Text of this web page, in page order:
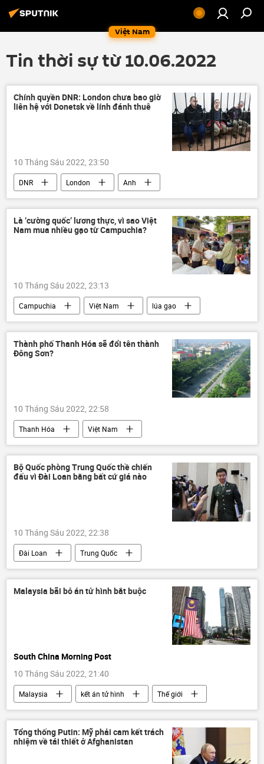
Việt Nam
Tin thời sự từ 10.06.2022
Chính quyền DNR: London chưa bao giờ
liên hệ với Donetsk về lính đánh thuê
10 Tháng Sáu 2022, 23:50
DNR London
Anh
Chính trị
Thế giới
Chiến dịch quân sự đặc biệt tại Ukraina
Cuộc khủng hoảng ở Ukraina
Ukraina
Là ‘cường quốc’ lương thực, vì sao Việt
Nam mua nhiều gạo từ Campuchia?
10 Tháng Sáu 2022, 23:13
Campuchia Việt Nam
lúa gạo
gạo
nông nghiệp Kinh tế
Thành phố Thanh Hóa sẽ đổi tên thành
Đông Sơn?
10 Tháng Sáu 2022, 22:58
Thanh Hóa Việt Nam
Bộ Quốc phòng Trung Quốc thề chiến
đấu vì Đài Loan bằng bất cứ giá nào
10 Tháng Sáu 2022, 22:38
Đài Loan
Trung Quốc
Bộ Quốc phòng Trung Quốc
Chính trị
Thế giới
Malaysia bãi bỏ án tử hình bắt buộc
South China Morning Post
10 Tháng Sáu 2022, 21:40
Malaysia kết án tử hình
Thế giới
Báo chí thế giới
Tổng thống Putin: Mỹ phải cam kết trách
nhiệm về tái thiết ở Afghanistan